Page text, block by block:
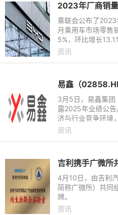
乘联会公布了
月乘用车市场零售
5%，环比增长
十的车企分别为比
资讯
3月5日，易鑫集团
露2025年业绩公
济与行业竞争环境
营表现稳健。期内
资讯
4月10日，由吉利
简称广微所）共同
牌。
资讯